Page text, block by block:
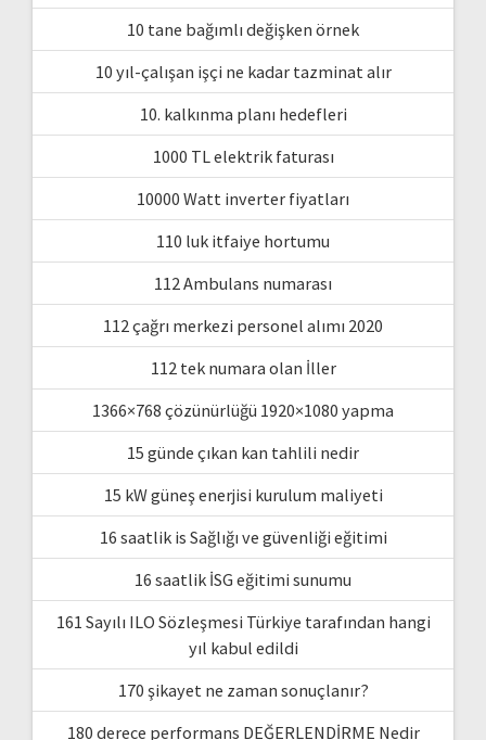
10 tane bağımlı değişken örnek
10 yıl-çalışan işçi ne kadar tazminat alır
10. kalkınma planı hedefleri
1000 TL elektrik faturası
10000 Watt inverter fiyatları
110 luk itfaiye hortumu
112 Ambulans numarası
112 çağrı merkezi personel alımı 2020
112 tek numara olan İller
1366×768 çözünürlüğü 1920×1080 yapma
15 günde çıkan kan tahlili nedir
15 kW güneş enerjisi kurulum maliyeti
16 saatlik is Sağlığı ve güvenliği eğitimi
16 saatlik İSG eğitimi sunumu
161 Sayılı ILO Sözleşmesi Türkiye tarafından hangi
yıl kabul edildi
170 şikayet ne zaman sonuçlanır?
180 derece performans DEĞERLENDİRME Nedir